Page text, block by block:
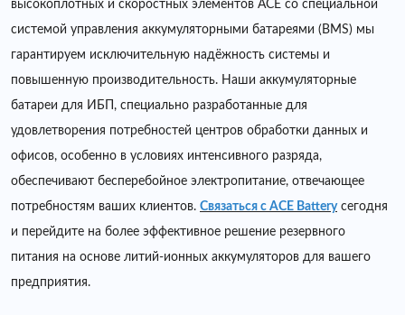
высокоплотных и скоростных элементов ACE со специальной
системой управления аккумуляторными батареями (BMS) мы
гарантируем исключительную надёжность системы и
повышенную производительность. Наши аккумуляторные
батареи для ИБП, специально разработанные для
удовлетворения потребностей центров обработки данных и
офисов, особенно в условиях интенсивного разряда,
обеспечивают бесперебойное электропитание, отвечающее
потребностям ваших клиентов. Связаться с ACE Batteryсегодня
и перейдите на более эффективное решение резервного
питания на основе литий-ионных аккумуляторов для вашего
предприятия.